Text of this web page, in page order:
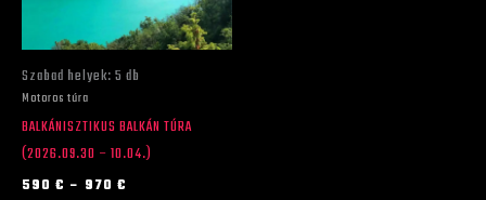
Szabad helyek: 5 db
Motoros túra
BALKÁNISZTIKUS BALKÁN TÚRA
(2026.09.30 – 10.04.)
590 € – 970 €
változatok
a
termékoldalon
választhatók
ki